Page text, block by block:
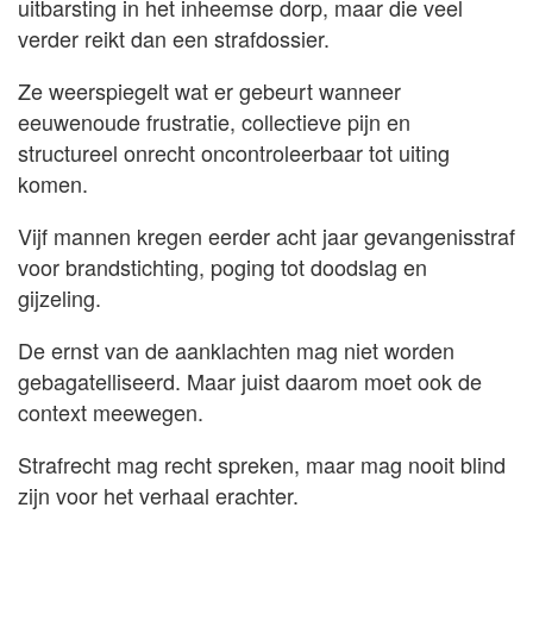
uitbarsting in het inheemse dorp, maar die veel
verder reikt dan een strafdossier.
Ze weerspiegelt wat er gebeurt wanneer
eeuwenoude frustratie, collectieve pijn en
structureel onrecht oncontroleerbaar tot uiting
komen.
Vijf mannen kregen eerder acht jaar gevangenisstraf
voor brandstichting, poging tot doodslag en
gijzeling.
De ernst van de aanklachten mag niet worden
gebagatelliseerd. Maar juist daarom moet ook de
context meewegen.
Strafrecht mag recht spreken, maar mag nooit blind
zijn voor het verhaal erachter.